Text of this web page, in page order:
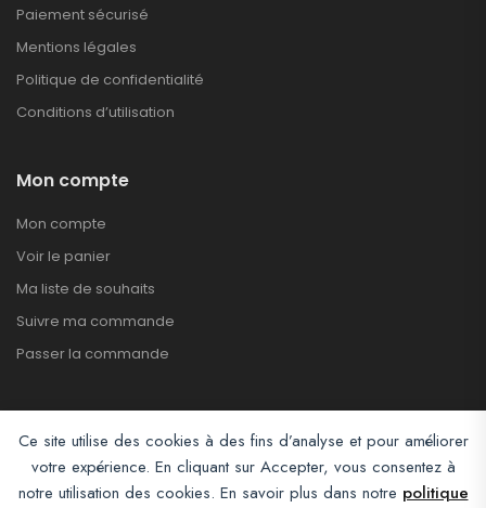
Ce site utilise des cookies à des fins d’analyse et pour améliorer
votre expérience. En cliquant sur Accepter, vous consentez à
notre utilisation des cookies. En savoir plus dans notre politique
Paiement sécurisé
Mentions légales
Politique de confidentialité
Conditions d’utilisation
Mon compte
Mon compte
Voir le panier
Ma liste de souhaits
Suivre ma commande
Passer la commande